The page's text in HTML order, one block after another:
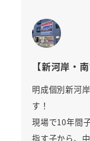
【新河岸・
明成個別新河
す！
現場で10年間
指す子から、